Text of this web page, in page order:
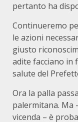
pertanto ha
Continueremo
le azioni
giusto
adite facciano in
salute del
Ora la palla
palermitana. Ma
vicenda – è